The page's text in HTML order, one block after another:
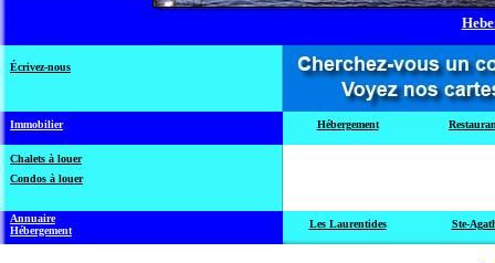
Écrivez-nous
Immobilier Hébergement
Chalets à louer
Condos à louer
Annuaire
Hébergement
Les Laurentides Ste-